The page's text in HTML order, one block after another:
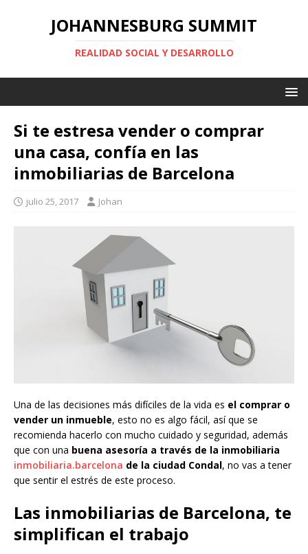
JOHANNESBURG SUMMIT
REALIDAD SOCIAL Y DESARROLLO
Si te estresa vender o comprar
una casa, confía en las
inmobiliarias de Barcelona
julio 25, 2017 Johan
Una de las decisiones más difíciles de la vida es el comprar o
vender un inmueble, esto no es algo fácil, así que se
recomienda hacerlo con mucho cuidado y seguridad, además
que con una buena asesoría a través de la inmobiliaria
inmobiliaria.barcelona de la ciudad Condal, no vas a tener
que sentir el estrés de este proceso.
Las inmobiliarias de Barcelona, te
simplifican el trabajo